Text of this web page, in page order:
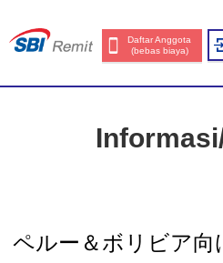
Daftar Anggota
(bebas biaya)
ペルー＆ボリビア向